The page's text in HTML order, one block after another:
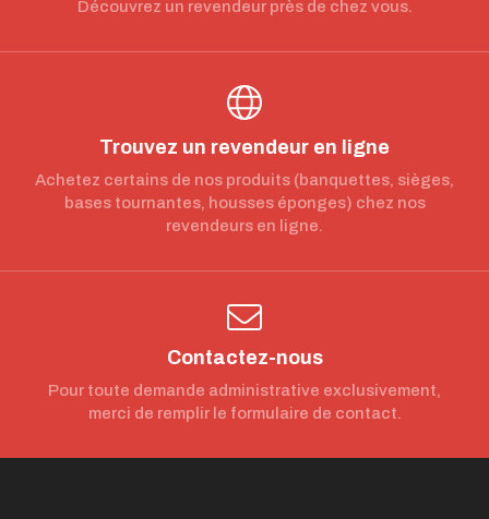
Découvrez un revendeur près de chez vous.
Trouvez un revendeur en ligne
Achetez certains de nos produits (banquettes, sièges,
bases tournantes, housses éponges) chez nos
revendeurs en ligne.
Contactez-nous
Pour toute demande administrative exclusivement,
merci de remplir le formulaire de contact.